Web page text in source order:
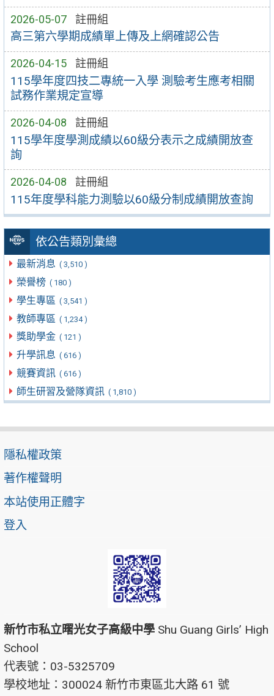
2026-05-07 註冊組
高三第六學期成績單上傳及上網確認公告
2026-04-15 註冊組
115學年度四技二專統一入學 測驗考生應考相關
試務作業規定宣導
2026-04-08 註冊組
115學年度學測成績以60級分表示之成績開放查
詢
2026-04-08 註冊組
115年度學科能力測驗以60級分制成績開放查詢
依公告類別彙總
最新消息 ( 3,510 )
榮譽榜 ( 180 )
學生專區 ( 3,541 )
教師專區 ( 1,234 )
獎助學金 ( 121 )
升學訊息 ( 616 )
競賽資訊 ( 616 )
師生研習及營隊資訊 ( 1,810 )
隱私權政策
著作權聲明
本站使用正體字
登入
新竹市私立曙光女子高級中學 Shu Guang Girls’ High
School
代表號：03-5325709
學校地址：300024 新竹市東區北大路 61 號